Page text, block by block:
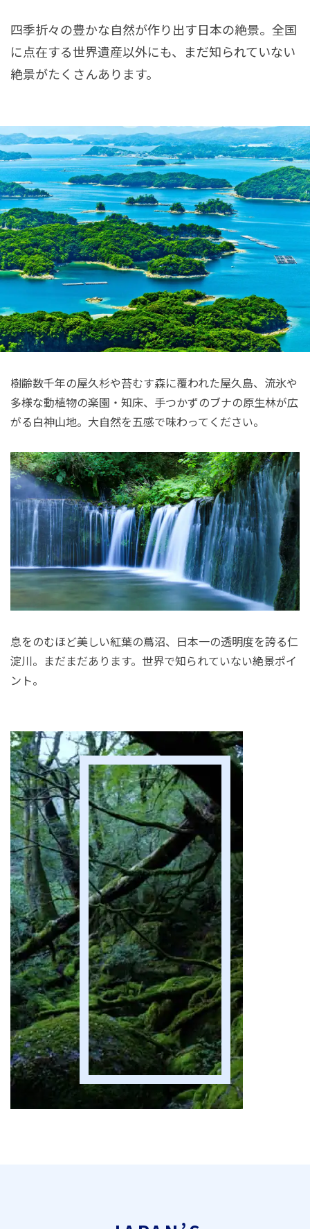
四季折々の豊かな自然が作り出す日本の絶景。全国
に点在する世界遺産以外にも、まだ知られていない
絶景がたくさんあります。
樹齢数千年の屋久杉や苔むす森に覆われた屋久島、流氷や
多様な動植物の楽園・知床、手つかずのブナの原生林が広
がる白神山地。大自然を五感で味わってください。
息をのむほど美しい紅葉の蔦沼、日本一の透明度を誇る仁
淀川。まだまだあります。世界で知られていない絶景ポイ
ント。